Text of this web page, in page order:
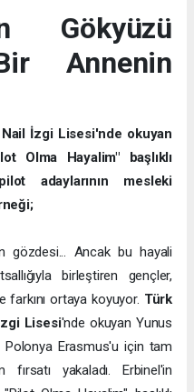
Gökyüzü
Annenin
İzgi Lisesi'nde okuyan
Olma Hayalim" başlıklı
adaylarının mesleki
gözdesi... Ancak bu hayali
birleştiren gençler,
ortaya koyuyor. Türk
Lisesi'nde okuyan Yunus
Polonya Erasmus'u için tam
yakaladı. Erbinel'in